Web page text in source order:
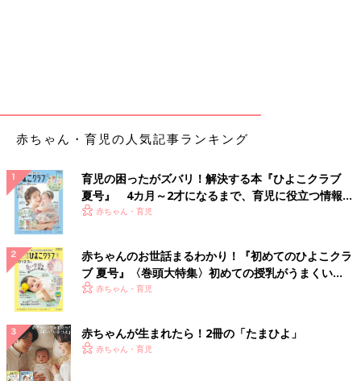
赤ちゃん・育児の人気記事ランキング
育児の困ったがズバリ！解決する本『ひよこクラブ
夏号』 4カ月～2才になるまで、育児に役立つ情報が
いっぱい！
赤ちゃん・育児
赤ちゃんのお世話まるわかり！『初めてのひよこクラ
ブ 夏号』〈巻頭大特集〉初めての授乳がうまくい
く！ おっぱい・ミルクの基本と夏のトラブル 解決テ
赤ちゃん・育児
赤ちゃんが生まれたら！2冊の「たまひよ」
赤ちゃん・育児